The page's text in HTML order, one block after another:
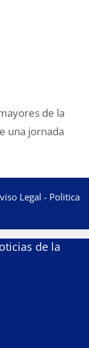
de la
una jornada
Legal - Politica
de la